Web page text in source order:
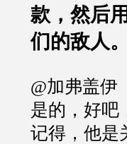
款，然后
们的敌人。
@加弗盖伊
是的，好吧
记得，他是